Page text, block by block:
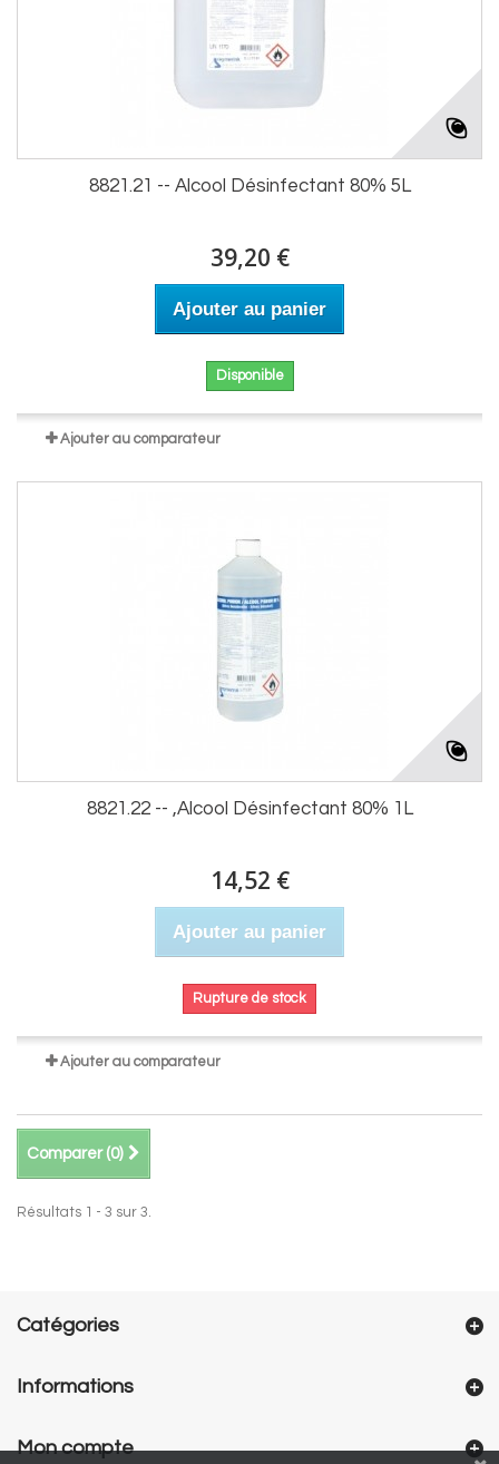
8821.21 -- Alcool Désinfectant 80% 5L
39,20 €
Ajouter au panier
Disponible
Ajouter au comparateur
8821.22 -- ,Alcool Désinfectant 80% 1L
14,52 €
Ajouter au panier
Rupture de stock
Ajouter au comparateur
Comparer (0)
Résultats 1 - 3 sur 3.
Catégories
Informations
Mon compte